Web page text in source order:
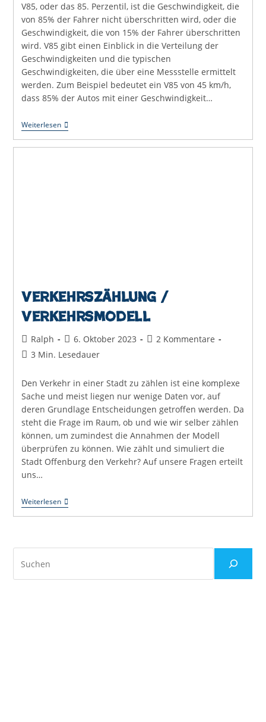
V85, oder das 85. Perzentil, ist die Geschwindigkeit, die
von 85% der Fahrer nicht überschritten wird, oder die
Geschwindigkeit, die von 15% der Fahrer überschritten
wird. V85 gibt einen Einblick in die Verteilung der
Geschwindigkeiten und die typischen
Geschwindigkeiten, die über eine Messstelle ermittelt
werden. Zum Beispiel bedeutet ein V85 von 45 km/h,
dass 85% der Autos mit einer Geschwindigkeit…
WeiterlesenV85
Oder
Verkehrszählung /
Verkehrsmodell
Beitrags-
Autor:
Ralph
Beitrag
veröffentlicht:
6. Oktober 2023
Beitrags-
2 Kommentare
Lesedauer:
3 Min. Lesedauer
Den Verkehr in einer Stadt zu zählen ist eine komplexe
Sache und meist liegen nur wenige Daten vor, auf
deren Grundlage Entscheidungen getroffen werden. Da
steht die Frage im Raum, ob und wie wir selber zählen
können, um zumindest die Annahmen der Modell
überprüfen zu können. Wie zählt und simuliert die
Stadt Offenburg den Verkehr? Auf unsere Fragen erteilt
uns…
WeiterlesenVerkehrszählung
/
Verkehrsmodell